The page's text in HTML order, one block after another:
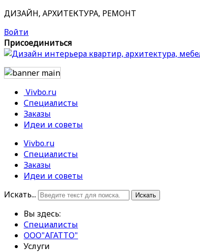
ДИЗАЙН, АРХИТЕКТУРА, РЕМОНТ
Войти
Присоединиться
Vivbo.ru
Специалисты
Заказы
Идеи и советы
Vivbo.ru
Специалисты
Заказы
Идеи и советы
Искать...
Искать
Вы здесь:
Специалисты
ООО"АГАТТО"
Услуги